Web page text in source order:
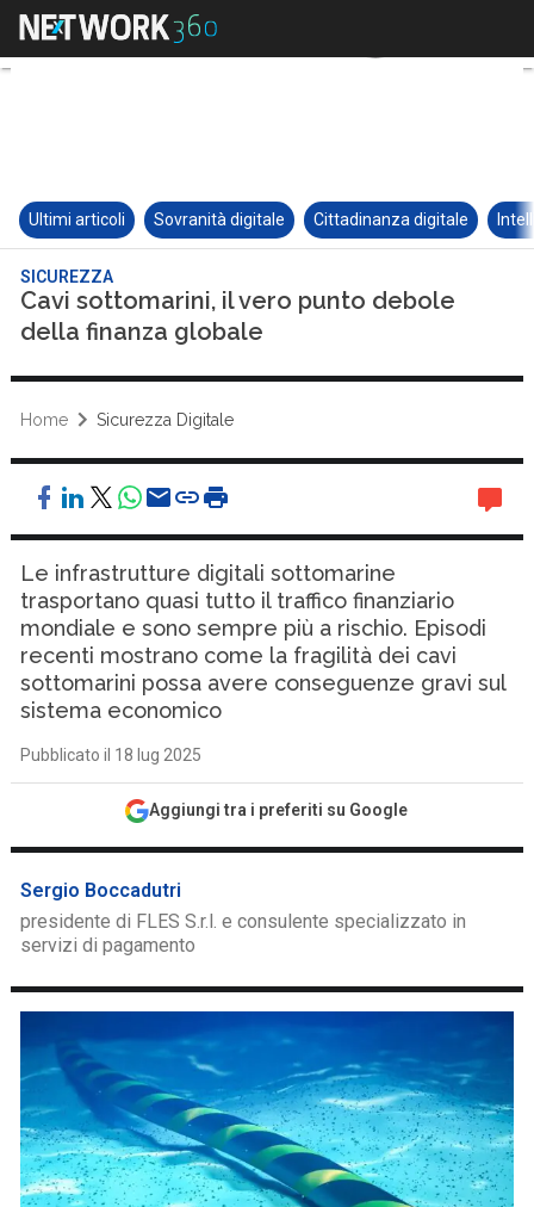
Ultimi articoli Sovranità digitale Cittadinanza digitale
SICUREZZA
Cavi sottomarini, il vero punto debole
della finanza globale
Home Sicurezza Digitale
Le infrastrutture digitali sottomarine
trasportano quasi tutto il traffico finanziario
mondiale e sono sempre più a rischio. Episodi
recenti mostrano come la fragilità dei cavi
sottomarini possa avere conseguenze gravi sul
sistema economico
Pubblicato il 18 lug 2025
Aggiungi tra i preferiti su Google
Sergio Boccadutri
presidente di FLES S.r.l. e consulente specializzato in
servizi di pagamento